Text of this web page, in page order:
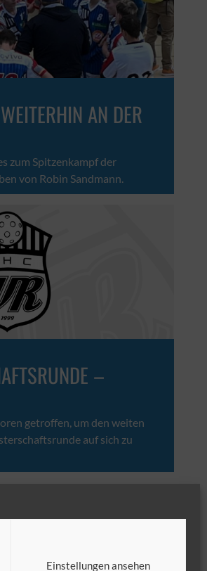
Einstellungen ansehen
AN DER
zum Spitzenkampf der
von Robin Sandmann.
–
getroffen, um den weiten
auf sich zu